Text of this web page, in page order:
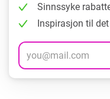
Sinnssyke
Inspirasjon til